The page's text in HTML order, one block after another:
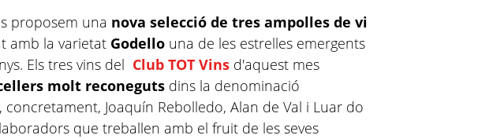
proposem una nova selecció de tres ampolles de vi
amb la varietat Godello una de les estrelles emergents
Els tres vins del Club TOT Vins d'aquest mes
molt reconeguts dins la denominació
concretament, Joaquín Rebolledo, Alan de Val i Luar do
que treballen amb el fruit de les seves